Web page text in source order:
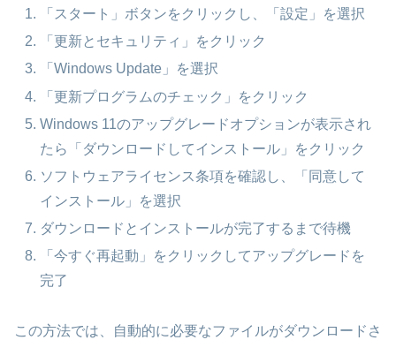
「スタート」ボタンをクリックし、「設定」を選択
「更新とセキュリティ」をクリック
「Windows Update」を選択
「更新プログラムのチェック」をクリック
Windows 11のアップグレードオプションが表示され
たら「ダウンロードしてインストール」をクリック
ソフトウェアライセンス条項を確認し、「同意して
インストール」を選択
ダウンロードとインストールが完了するまで待機
「今すぐ再起動」をクリックしてアップグレードを
完了
この方法では、自動的に必要なファイルがダウンロードさ